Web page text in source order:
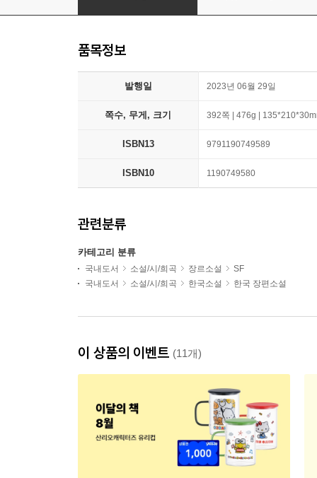
품목정보
발행일 2023년 06월 29일
쪽수, 무게, 크기 392쪽 | 476g |
ISBN13 9791190749589
ISBN10 1190749580
관련분류
카테고리 분류
국내도서 소설/시/희곡 장르소설
SF
국내도서
소설/시/희곡 한국소설 한국 장편소설
이 상품의 이벤트 (11개)